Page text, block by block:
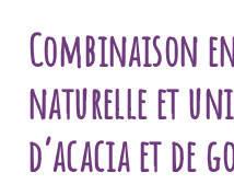
Combinaison
naturelle et
d’acacia et de